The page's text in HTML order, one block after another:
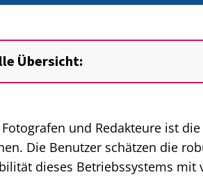
Übersicht:
und Redakteure ist
Die Benutzer schätzen die
dieses Betriebssystems mit